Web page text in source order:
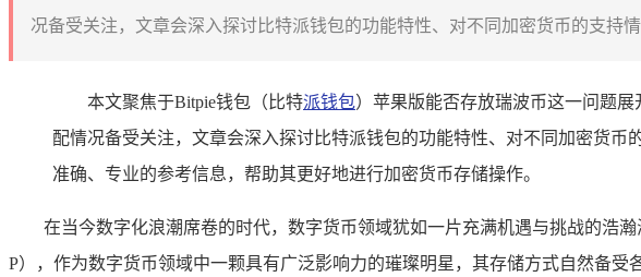
况备受关注，文章会深入探讨比特派钱包的功能特性、对不同加密货币的支持
本文聚焦于Bitpie钱包（比特派钱包）苹果版能否存放瑞波币这一问题
配情况备受关注，文章会深入探讨比特派钱包的功能特性、对不同加密货
准确、专业的参考信息，帮助其更好地进行加密货币存储操作。
在当今数字化浪潮席卷的时代，数字货币领域犹如一片充满机遇与挑战的浩
P），作为数字货币领域中一颗具有广泛影响力的璀璨明星，其存储方式自然备受